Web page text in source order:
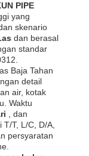
PIPE
yang
skenario
dan berasal
standar
Baja Tahan
detail
air, kotak
Waktu
, dan
T/T, L/C, D/A,
persyaratan